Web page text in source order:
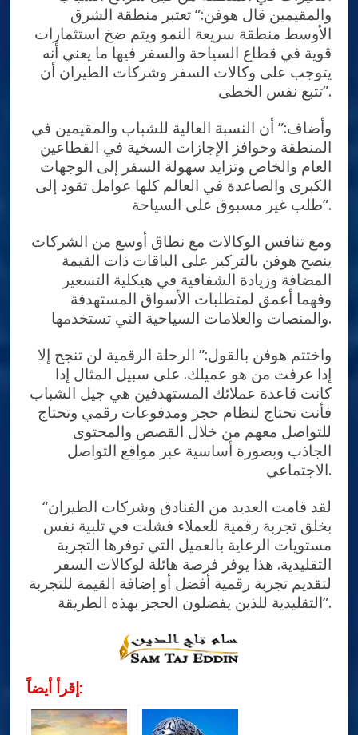
والمقيمين قال هوفن:” تعتبر منطقة الشرق
الأوسط منطقة سريعة النمو ويتم ضخ استثمارات
قوية في قطاع السياحة والسفر فيها ما يعني أنه
يتوجب على وكالات السفر وشركات الطيران أن
تتبع نفس الخطى”.
وأضاف:” أن النسبة العالية للشباب والمقيمين في
المنطقة وحوافز الإجازات السخية في القطاعين
العام والخاص وتزايد سهولة السفر إلى الوجهات
الكبرى والصاعدة في العالم كلها عوامل تقود إلى
طلب غير مسبوق على السياحة”.
ومع تنافس الوكالات مع نطاق أوسع من الشركات
ينصح هوفن بالتركيز على الباقات ذات القيمة
المضافة وزيادة الشفافية في هيكلية التسعير
وفهما أعمق لمتطلبات الأسواق المستهدفة
والمنصات والعلامات السياحية التي تستخدمها.
واختتم هوفن بالقول:” الرحلة الرقمية لن تنجح إلا
إذا عرفت من هو عميلك. على سبيل المثال إذا
كانت قاعدة عملائك المستهدفين هي جيل الشباب
فأنت تحتاج لنظام حجز ومدفوعات رقمي وتحتاج
للتواصل معهم من خلال القصص والمحتوى
الجاذب وبصورة أساسية عبر مواقع التواصل
الاجتماعي.
“لقد قامت العديد من الفنادق وشركات الطيران
بخلق تجربة رقمية للعملاء فشلت في تلبية نفس
مستويات الرعاية بالعميل التي توفرها التجربة
التقليدية. هذا يوفر فرصة هائلة لوكالات السفر
لتقديم تجربة رقمية أفضل أو إضافة القيمة للتجربة
التقليدية للذين يفضلون الحجز بهذه الطريقة”.
إقرأ أيضاً: